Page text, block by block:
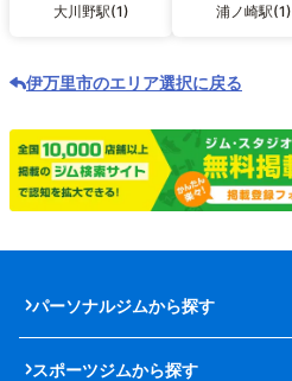
大川野駅(1) 浦ノ崎駅(1)
伊万里市のエリア選択に戻る
パーソナルジムから探す
スポーツジムから探す